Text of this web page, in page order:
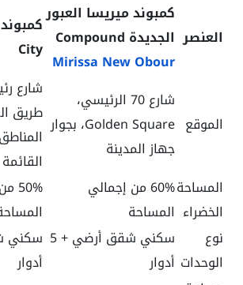
العنصر
كمبوند ميريسا العبور
الجديدة Compound
Mirissa New Obour
City
الموقع
شارع 70 الرئيسي،
Golden Square، بجوار
جهاز المدينة
شارع
طريق
القائمة
المساحة
الخضراء
60% من إجمالي
المساحة
نوع
الوحدات
سكني شقق أرضي + 5
أدوار
أدوار